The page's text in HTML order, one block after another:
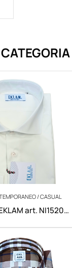
/ CASUAL
art. NI1520